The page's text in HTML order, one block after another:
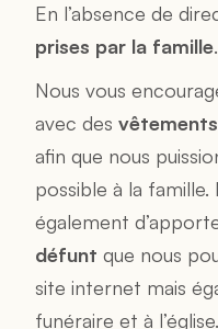
En l’absence de
prises par la famille.
Nous vous
avec des vêtements
afin que nous
possible à la
également
défunt que nous
site internet mais
funéraire et à l’église.